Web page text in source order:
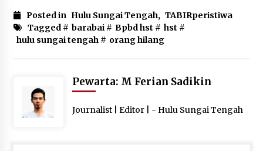
Posted in Hulu Sungai Tengah, TABIRperistiwa
Tagged # barabai# Bpbd hst # hst #
hulu sungai tengah # orang hilang
Pewarta: M Ferian Sadikin
Journalist | Editor | - Hulu Sungai Tengah